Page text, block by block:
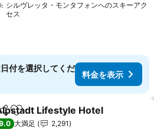
シルヴレッタ・モンタフォンへのスキーアク
セス
付を選択してくだ
料金を表示
ェアお気に入りに追加
Lifestyle Hotel
大満足
2,291